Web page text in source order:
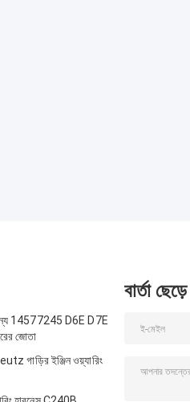
14577245 D6E D7E
জোতা
গাড়ির ইঞ্জিন ওয়্যারিং
বার্তা ছেড়ে